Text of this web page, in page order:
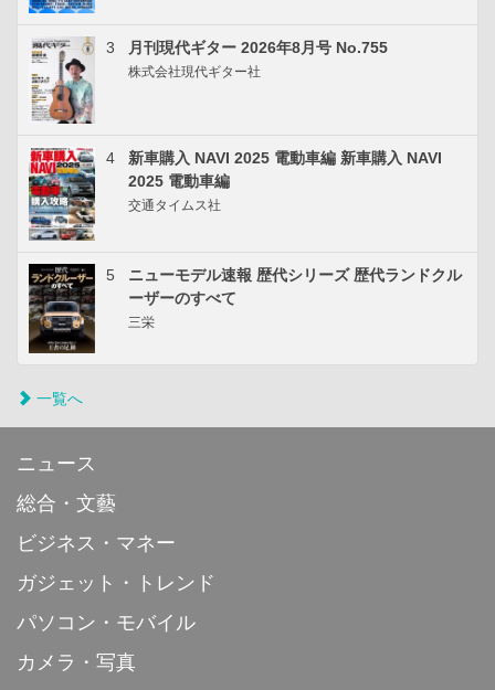
3 月刊現代ギター 2026年8月号 No.755
株式会社現代ギター社
4
新車購入 NAVI 2025 電動車編 新車購入 NAVI
2025 電動車編
交通タイムス社
5
ニューモデル速報 歴代シリーズ 歴代ランドクル
ーザーのすべて
三栄
一覧へ
ニュース
総合・文藝
ビジネス・マネー
ガジェット・トレンド
パソコン・モバイル
カメラ・写真